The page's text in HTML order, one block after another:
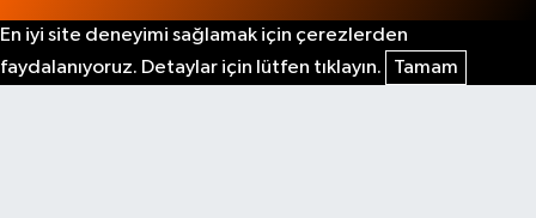
En iyi site deneyimi sağlamak için çerezlerden
faydalanıyoruz. Detaylar için lütfen tıklayın.
Tamam